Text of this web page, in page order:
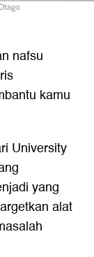
nafsu
kamu
University
yang
alat